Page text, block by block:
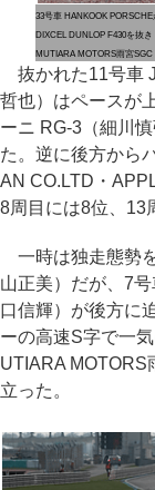
33号車 HANKOOK
DIXCEL DUNLOP F430を抜
MUTIARA MOTORS雨宮
抜かれた11号車
哲也）はペースが
ーニ RG-3（細川
た。逆に後方から
AN CO.LTD・
8周目には8位、13
一時は独走態勢
山正美）だが、7
口信輝）が後方に
ーの高速S字で一
UTIARA MOTORS
立った。